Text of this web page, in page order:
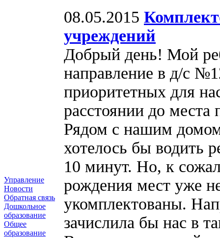
Управление
Новости
Обратная связь
Дошкольное
образование
Общее
образование
08.05.2015
учреждений
Добрый день! Мой
направление в д/с
приоритетных для
расстоянии до места
Рядом с нашим
хотелось бы водить
10 минут. Но, к
рождения мест уже
укомплектованы.
зачислила бы нас в